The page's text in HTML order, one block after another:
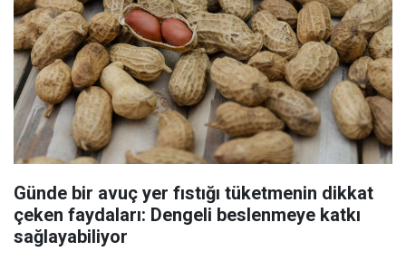
Günde bir avuç yer fıstığı tüketmenin dikkat
çeken faydaları: Dengeli beslenmeye katkı
sağlayabiliyor